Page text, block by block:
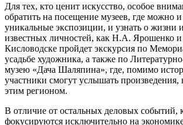
Для тех, кто ценит искусство, особое
обратить на посещение музеев, где можно и
уникальные экспозиции, и узнать о жизни
известных личностей, как Н.А.
Кисловодске пройдет экскурсия по
усадьбе художника, а также по
музею «Дача Шаляпина», где, помимо
участники смогут услышать
этим регионом.
В отличие от остальных деловых событий,
фокусируются исключительно на